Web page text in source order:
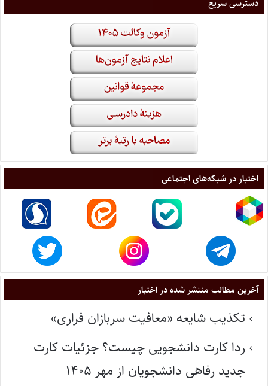
دسترسی سریع
اختبار در شبکه‌های اجتماعی
آخرین مطالب منتشر شده در اختبار
تکذیب شایعه «معافیت سربازان فراری»
ردا کارت دانشجویی چیست؟ جزئیات کارت
جدید رفاهی دانشجویان از مهر ۱۴۰۵